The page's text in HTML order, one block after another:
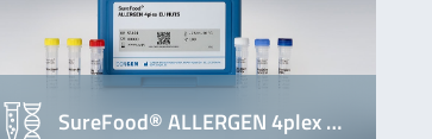
SureFood® ALLERGEN 4plex …